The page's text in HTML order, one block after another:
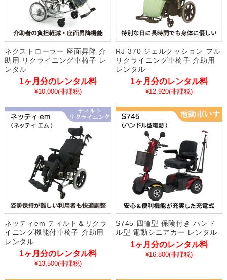
ネクストローラー 座面昇降 介
助用 リクライニング車椅子 レ
ンタル
1ヶ月分のレンタル料
¥10,000(非課税)
RJ-370 ジェルクッション フル
リクライニング車椅子 介助用
レンタル
1ヶ月分のレンタル料
¥12,920(非課税)
ネッティem ティルト＆リクラ
イニング機能付車椅子 介助用
レンタル
1ヶ月分のレンタル料
¥13,500(非課税)
S745 四輪型 保険付き ハンド
ル型 電動シニアカー レンタル
1ヶ月分のレンタル料
¥16,800(非課税)